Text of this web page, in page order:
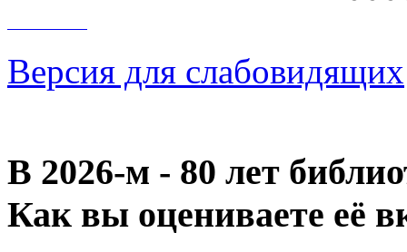
Версия для слабовидящих
В 2026‑м - 80 лет
Как вы оцениваете её